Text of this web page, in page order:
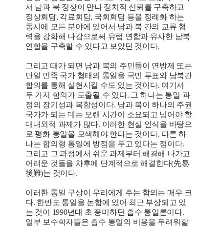
서 남과 북 정상이 만나 정치적 신뢰를 구축하고
정상회담, 각료회담, 국회회담 등을 정례화 하는
동시에 모든 분야에 있어서 남과 북 간의 교류 협
력을 강화해 나감으로써 유럽 연합과 유사한 남북
연합을 구축할 수 있다고 보았던 것이다.
그리고 때가 되면 남과 북의 주민들이 연방제 또는
단일 민족 국가 형태의 통일을 국민 투표와 남북간
합의를 통해 실현시킬 수도 있는 것이다. 여기서
두 가지 함의가 도출될 수 있다. 그 하나는 통일 과
정의 장기성과 복합성이다. 남과 북이 하나의 주권
국가가 되는 데는 오랜 시간이 소요되고 넘어야 할
대내외적 과제가 많다. 이러한 현실 인식을 바탕으
로 평화 통일을 모색해야 한다는 것이다. 다른 하
나는 합의형 통일에 방점을 두고 있다는 점이다.
그리고 그 과정에서 쉬운 과제부터 해결해 나가고
어려운 것들을 차후에 단계적으로 해결한다(先易
後難)는 것이다.
이러한 통일 구상이 우리에게 주는 함의는 매우 크
다. 한반도 통일을 논함에 있어 최근 부상되고 있
는 것이 1990년대 초 풍미하던 흡수 통일론이다.
일부 보수학자들은 흡수 통일의 비용을 두려워할